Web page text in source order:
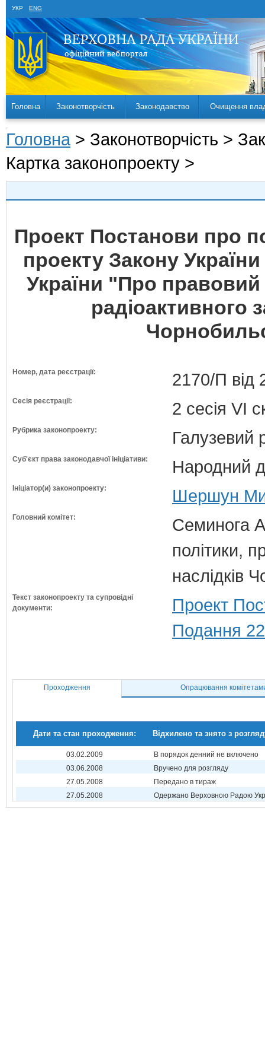
УКР ENG
Головна Законотворчість Законодавство Очищення
Головна > Законотворчість >
Картка законопроекту >
Проект Постанови про
проекту Закону
України "Про
радіоактивного
Номер, дата реєстрації: 2170/П від
Сесія реєстрації: 2 сесія VI
Рубрика законопроекту: Галузевий
Суб'єкт права законодавчої ініціативи: Народний
Ініціатор(и) законопроекту: Шершун
Головний комітет:
Семинога
політики,
наслідків
Текст законопроекту та супровідні
документи:
Проект
Подання
Проходження Опрацювання
Дати та стан проходження: Відхилено та знято з
03.02.2009
В порядок денний не включено
03.06.2008
Вручено для розгляду
27.05.2008
Передано в тираж
27.05.2008
Одержано Верховною Радою